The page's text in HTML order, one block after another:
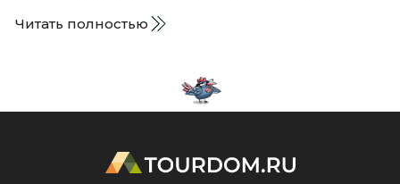
Читать полностью